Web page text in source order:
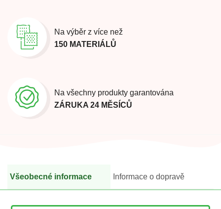
Na výběr z více než
150 MATERIÁLŮ
Na všechny produkty garantována
ZÁRUKA 24 MĚSÍCŮ
Všeobecné informace Informace o dopravě